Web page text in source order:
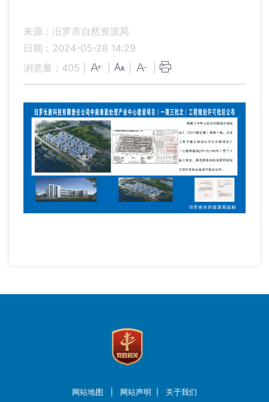
来源：汨罗市自然资源局
日期：2024-05-28 14:29
浏览量： 405
网站地图 网站声明
关于我们